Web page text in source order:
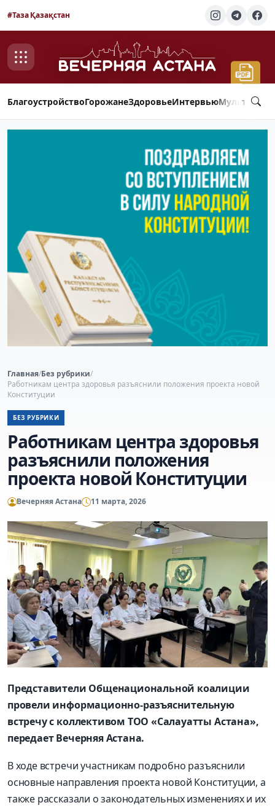
#Таза Қазақстан
БлагоустройствоГорожанеЗдоровьеИнтервью
Главная/Без рубрики/
Работникам центра здоровья разъяснили положения проекта новой
Конституции
БЕЗ РУБРИКИ
Работникам центра здоровья
разъяснили положения
проекта новой Конституции
Вечерняя Астана 11 марта, 2026
Представители Общенациональной коалиции
провели информационно-разъяснительную
встречу с коллективом ТОО «Салауатты Астана»,
передает Вечерняя Астана.
В ходе встречи участникам подробно разъяснили
основные направления проекта новой Конституции, а
также рассказали о законодательных изменениях и их